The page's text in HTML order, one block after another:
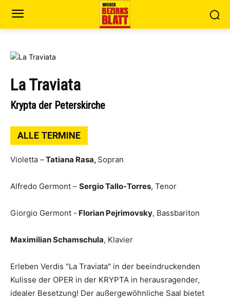
La Traviata
Krypta der Peterskirche
ALLE TERMINE
Violetta –Tatiana Rasa, Sopran
Alfredo Germont – Sergio Tallo-Torres, Tenor
Giorgio Germont - Florian Pejrimovsky, Bassbariton
Maximilian Schamschula, Klavier
Erleben Verdis "La Traviata" in der beeindruckenden
Kulisse der OPER in der KRYPTA in herausragender,
idealer Besetzung! Der außergewöhnliche Saal bietet